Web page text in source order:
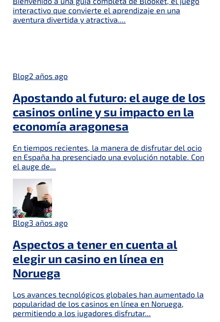
interactivo que convierte el aprendizaje en una
aventura divertida y atractiva....
Blog2 años ago
Apostando al futuro: el auge de los
casinos online y su impacto en la
economía aragonesa
En tiempos recientes, la manera de disfrutar del ocio
en España ha presenciado una evolución notable. Con
el auge de...
Blog3 años ago
Aspectos a tener en cuenta al
elegir un casino en línea en
Noruega
Los avances tecnológicos globales han aumentado la
popularidad de los casinos en línea en Noruega,
permitiendo a los jugadores disfrutar...